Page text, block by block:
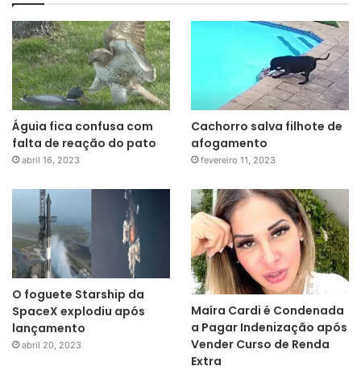
Águia fica confusa com
falta de reação do pato
abril 16, 2023
Cachorro salva filhote de
afogamento
fevereiro 11, 2023
O foguete Starship da
SpaceX explodiu após
lançamento
abril 20, 2023
Maíra Cardi é Condenada
a Pagar Indenização após
Vender Curso de Renda
Extra